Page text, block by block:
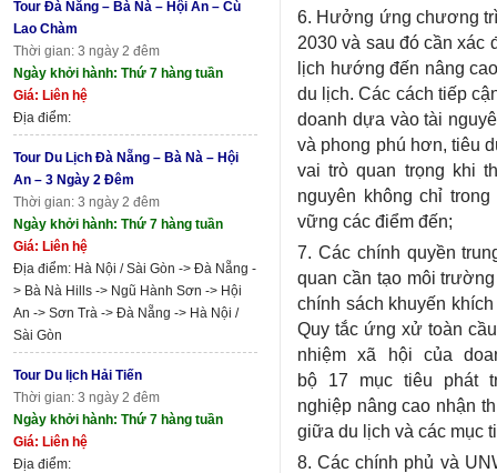
Tour Đà Nẵng – Bà Nà – Hội An – Cù
Lao Chàm
Thời gian: 3 ngày 2 đêm
Ngày khởi hành: Thứ 7 hàng tuần
Giá: Liên hệ
Địa điểm:
Tour Du Lịch Đà Nẵng – Bà Nà – Hội
An – 3 Ngày 2 Đêm
Thời gian: 3 ngày 2 đêm
Ngày khởi hành: Thứ 7 hàng tuần
Giá: Liên hệ
Địa điểm: Hà Nội / Sài Gòn -> Đà Nẵng -
> Bà Nà Hills -> Ngũ Hành Sơn -> Hội
An -> Sơn Trà -> Đà Nẵng -> Hà Nội /
Sài Gòn
Tour Du lịch Hải Tiến
Thời gian: 3 ngày 2 đêm
Ngày khởi hành: Thứ 7 hàng tuần
Giá: Liên hệ
Địa điểm:
6. Hưởng ứng chương
2030 và sau đó cần xác
lịch hướng đến nâng
du lịch. Các cách tiếp
doanh dựa vào tài
và phong phú hơn, tiêu
vai trò quan trọng khi
nguyên không chỉ
vững các điểm đến;
7. Các chính quyền
quan cần tạo môi
chính sách khuyến
Quy tắc ứng xử toàn
nhiệm xã hội của
bộ 17 mục tiêu phát
nghiệp nâng cao nhận
giữa du lịch và các mục
8. Các chính phủ và